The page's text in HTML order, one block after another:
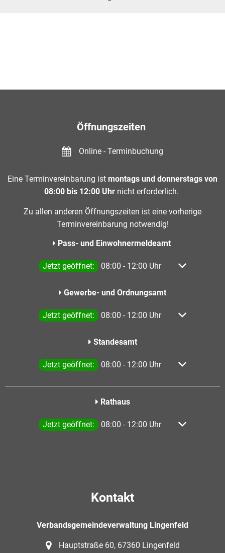
Öffnungszeiten
Online - Terminbuchung
Eine Terminvereinbarung ist montags und donnerstags von
08:00 bis 12:00 Uhr nicht erforderlich.
Zu allen anderen Öffnungszeiten ist eine vorherige
Terminvereinbarung notwendig!
Pass- und Einwohnermeldeamt
Klicken, um weitere Öffnungs- oder Schließzeiten
Jetzt geöffnet: 08:00 - 12:00 Uhr Von 08:00
Gewerbe- und Ordnungsamt
Klicken, um weitere Öffnungs- oder Schließzeiten
Jetzt geöffnet: 08:00 - 12:00 Uhr Von 08:00
Standesamt
Klicken, um weitere Öffnungs- oder Schließzeiten
Jetzt geöffnet: 08:00 - 12:00 Uhr Von 08:00
Rathaus
Klicken, um weitere Öffnungs- oder Schließzeiten
Jetzt geöffnet: 08:00 - 12:00 Uhr Von 08:00
Kontakt
Verbandsgemeindeverwaltung Lingenfeld
Hauptstraße 60, 67360 Lingenfeld